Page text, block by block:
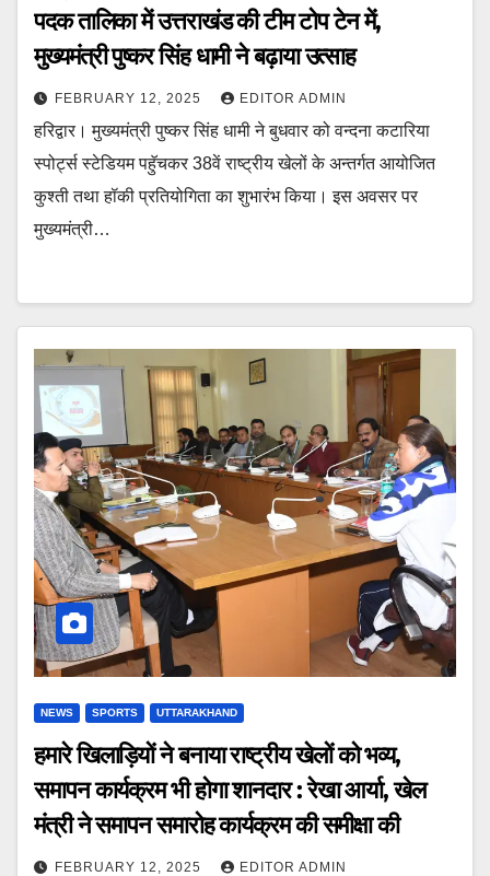
पदक तालिका में उत्तराखंड की टीम टोप टेन में,
मुख्यमंत्री पुष्कर सिंह धामी ने बढ़ाया उत्साह
FEBRUARY 12, 2025 EDITOR ADMIN
हरिद्वार। मुख्यमंत्री पुष्कर सिंह धामी ने बुधवार को वन्दना कटारिया
स्पोर्ट्स स्टेडियम पहुॅचकर 38वें राष्ट्रीय खेलों के अन्तर्गत आयोजित
कुश्ती तथा हॉकी प्रतियोगिता का शुभारंभ किया। इस अवसर पर
मुख्यमंत्री…
NEWS SPORTS UTTARAKHAND
हमारे खिलाड़ियों ने बनाया राष्ट्रीय खेलों को भव्य,
समापन कार्यक्रम भी होगा शानदार : रेखा आर्या, खेल
मंत्री ने समापन समारोह कार्यक्रम की समीक्षा की
FEBRUARY 12, 2025 EDITOR ADMIN